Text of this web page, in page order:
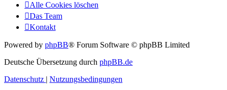
Alle Cookies löschen
Das Team
Kontakt
Powered by phpBB® Forum Software © phpBB Limited
Deutsche Übersetzung durch phpBB.de
Datenschutz | Nutzungsbedingungen